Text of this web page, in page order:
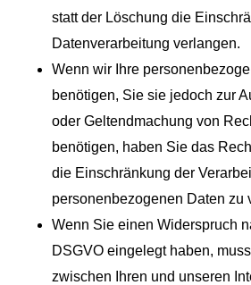
statt der Löschung die
Datenverarbeitung verlangen.
Wenn wir Ihre
benötigen, Sie sie jedoch zur
oder Geltendmachung von
benötigen, haben Sie das
die Einschränkung der
personenbezogenen Daten zu
Wenn Sie einen Widerspruch
DSGVO eingelegt haben,
zwischen Ihren und unseren